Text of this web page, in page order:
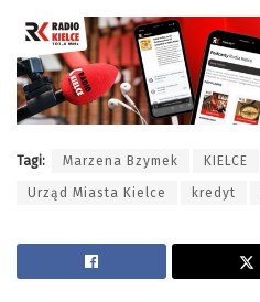
Tagi: Marzena Bzymek KIELCE
Urząd Miasta Kielce kredyt